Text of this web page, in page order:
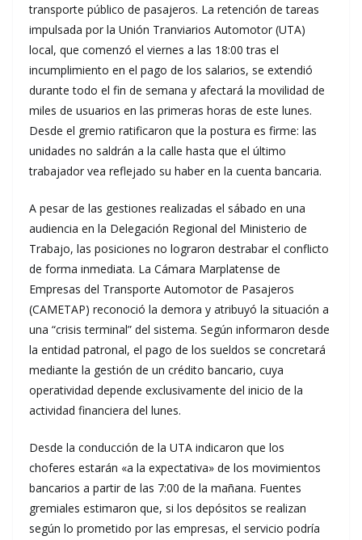
transporte público de pasajeros. La retención de tareas
impulsada por la Unión Tranviarios Automotor (UTA)
local, que comenzó el viernes a las 18:00 tras el
incumplimiento en el pago de los salarios, se extendió
durante todo el fin de semana y afectará la movilidad de
miles de usuarios en las primeras horas de este lunes.
Desde el gremio ratificaron que la postura es firme: las
unidades no saldrán a la calle hasta que el último
trabajador vea reflejado su haber en la cuenta bancaria.
A pesar de las gestiones realizadas el sábado en una
audiencia en la Delegación Regional del Ministerio de
Trabajo, las posiciones no lograron destrabar el conflicto
de forma inmediata. La Cámara Marplatense de
Empresas del Transporte Automotor de Pasajeros
(CAMETAP) reconoció la demora y atribuyó la situación a
una “crisis terminal” del sistema. Según informaron desde
la entidad patronal, el pago de los sueldos se concretará
mediante la gestión de un crédito bancario, cuya
operatividad depende exclusivamente del inicio de la
actividad financiera del lunes.
Desde la conducción de la UTA indicaron que los
choferes estarán «a la expectativa» de los movimientos
bancarios a partir de las 7:00 de la mañana. Fuentes
gremiales estimaron que, si los depósitos se realizan
según lo prometido por las empresas, el servicio podría